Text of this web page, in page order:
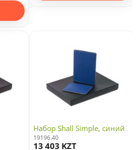
Набор Shall Simple, синий
19196.40
13 403 KZT